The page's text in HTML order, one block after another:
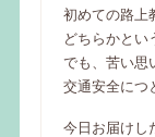
初めての路上
どちらかとい
でも、苦い思
交通安全につ
今日お届けし